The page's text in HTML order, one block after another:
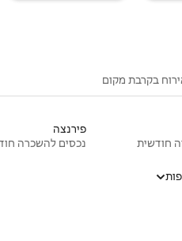
בקרבת מקום
חודשית
פירנצה
נכסים להשכרה